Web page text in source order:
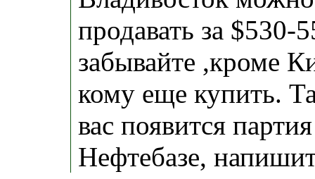
продавать за $530-
забывайте ,кроме
кому еще купить.
вас появится
Нефтебазе,